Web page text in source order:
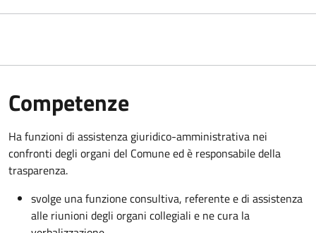
Competenze
Ha funzioni di assistenza giuridico-amministrativa nei
confronti degli organi del Comune ed è responsabile della
trasparenza.
svolge una funzione consultiva, referente e di assistenza
alle riunioni degli organi collegiali e ne cura la